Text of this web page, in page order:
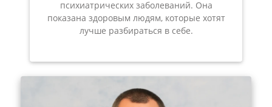
психиатрических заболеваний. Она
показана здоровым людям, которые хотят
лучше разбираться в себе.